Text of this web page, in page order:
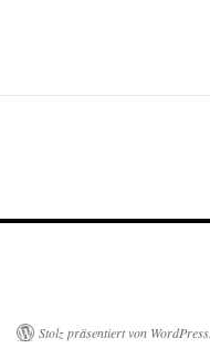
Stolz präsentiert von WordPress.